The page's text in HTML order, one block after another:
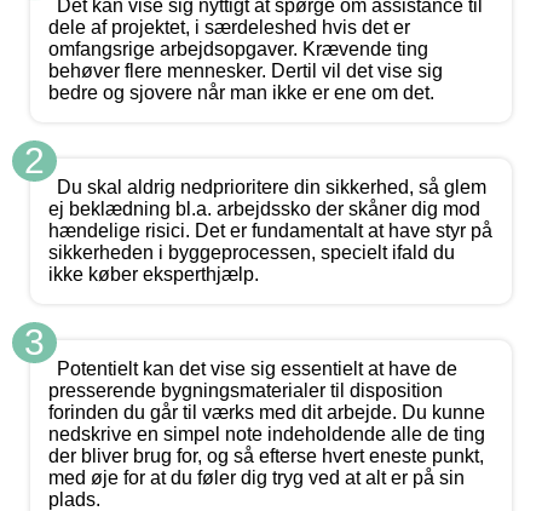
Det kan vise sig nyttigt at spørge om assistance til
dele af projektet, i særdeleshed hvis det er
omfangsrige arbejdsopgaver. Krævende ting
behøver flere mennesker. Dertil vil det vise sig
bedre og sjovere når man ikke er ene om det.
2
Du skal aldrig nedprioritere din sikkerhed, så glem
ej beklædning bl.a. arbejdssko der skåner dig mod
hændelige risici. Det er fundamentalt at have styr på
sikkerheden i byggeprocessen, specielt ifald du
ikke køber eksperthjælp.
3
Potentielt kan det vise sig essentielt at have de
presserende bygningsmaterialer til disposition
forinden du går til værks med dit arbejde. Du kunne
nedskrive en simpel note indeholdende alle de ting
der bliver brug for, og så efterse hvert eneste punkt,
med øje for at du føler dig tryg ved at alt er på sin
plads.